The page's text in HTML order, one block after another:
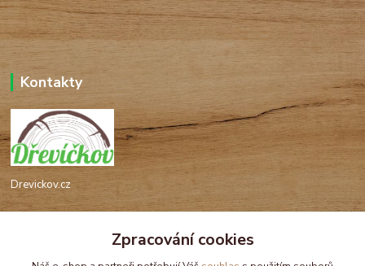
Kontakty
Drevickov.cz
+420 732 488 676Zpracování cookies